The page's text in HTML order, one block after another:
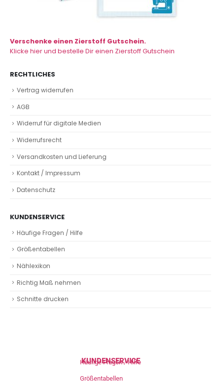
Verschenke einen Zierstoff Gutschein.
Klicke hier und bestelle Dir einen Zierstoff Gutschein
RECHTLICHES
Vertrag widerrufen
AGB
Widerruf für digitale Medien
Widerrufsrecht
Versandkosten und Lieferung
Kontakt / Impressum
Datenschutz
KUNDENSERVICE
Häufige Fragen / Hilfe
Größentabellen
Nählexikon
Richtig Maß nehmen
Schnitte drucken
KUNDENSERVICE
Häufige Fragen / Hilfe
Größentabellen